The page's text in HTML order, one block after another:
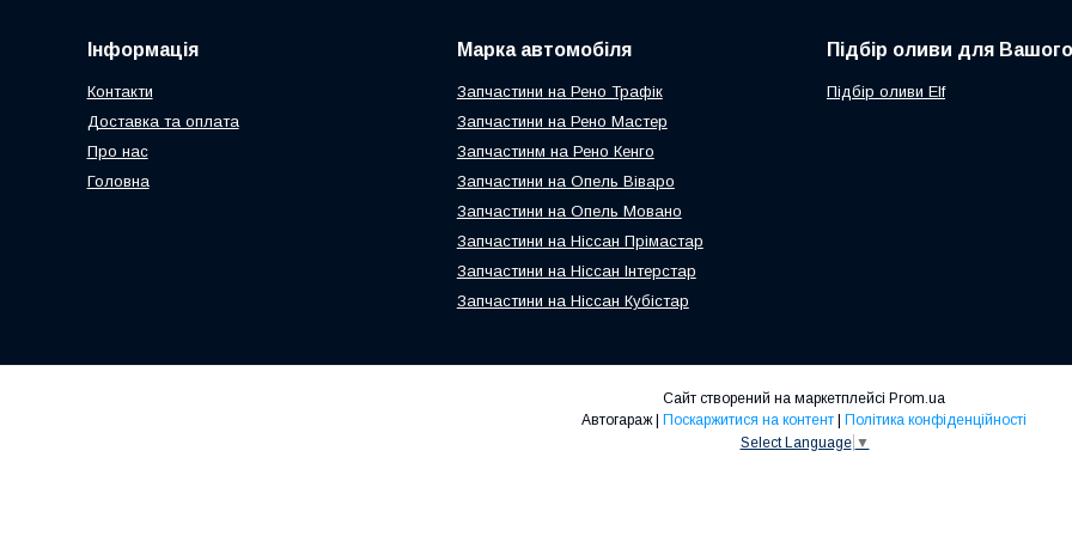
Інформація
Контакти
Доставка та оплата
Про нас
Головна
Марка автомобіля
Запчастини на Рено Трафік
Запчастини на Рено Мастер
Запчастинм на Рено Кенго
Запчастини на Опель Віваро
Запчастини на Опель Мовано
Запчастини на Ніссан Прімастар
Запчастини на Ніссан Інтерстар
Запчастини на Ніссан Кубістар
Підбір оливи для
Підбір оливи Elf
Сайт створений на маркетплейсі Prom.ua
Поскаржитися на контент
Політика конфіденційності
Select Language ▼